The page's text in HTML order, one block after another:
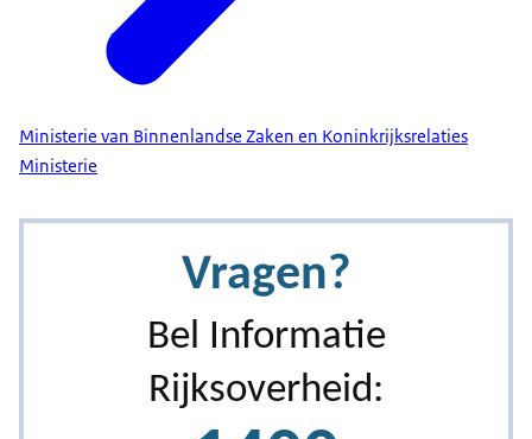
Ministerie van Binnenlandse Zaken en Koninkrijksrelaties
Ministerie